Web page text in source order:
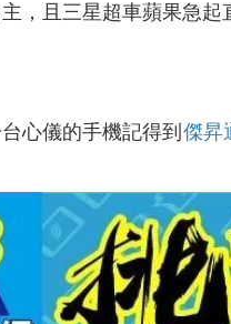
，且三星超車蘋果急起
儀的手機記得到 傑昇